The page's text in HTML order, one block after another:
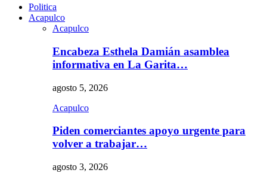
Politica
Acapulco
Acapulco
Encabeza Esthela Damián asamblea
informativa en La Garita…
agosto 5, 2026
Acapulco
Piden comerciantes apoyo urgente para
volver a trabajar…
agosto 3, 2026